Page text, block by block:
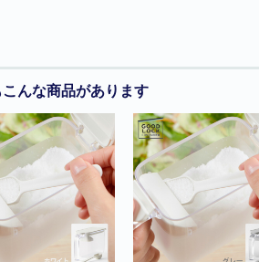
んな商品があります